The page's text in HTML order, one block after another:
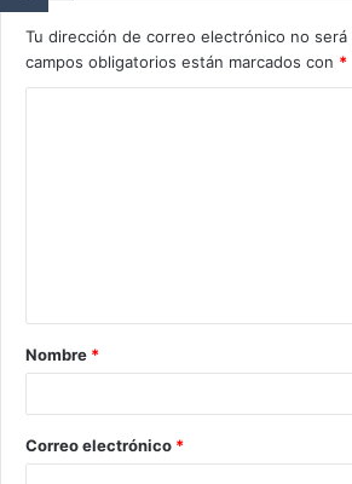
Tu dirección de correo electrónico no será
campos obligatorios están marcados con *
Nombre *
Correo electrónico *